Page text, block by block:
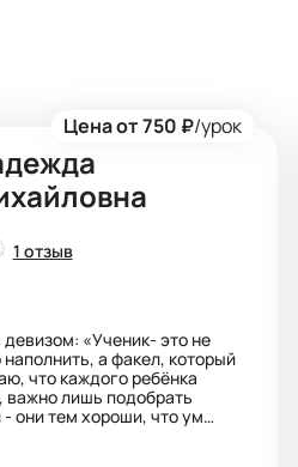
Цена от 750 ₽/урок
1 отзыв
«Ученик- это не
а факел, который
что каждого ребёнка
важно лишь подобрать
они тем хороши, что ум
методах